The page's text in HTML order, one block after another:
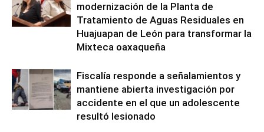
modernización de la Planta de
Tratamiento de Aguas Residuales en
Huajuapan de León para transformar la
Mixteca oaxaqueña
Fiscalía responde a señalamientos y
mantiene abierta investigación por
accidente en el que un adolescente
resultó lesionado